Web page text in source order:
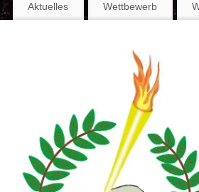
Aktuelles Wettbewerb